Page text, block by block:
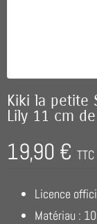
Kiki la petite
Lily 11 cm
19,90 € TTC
Licence
Matériau :